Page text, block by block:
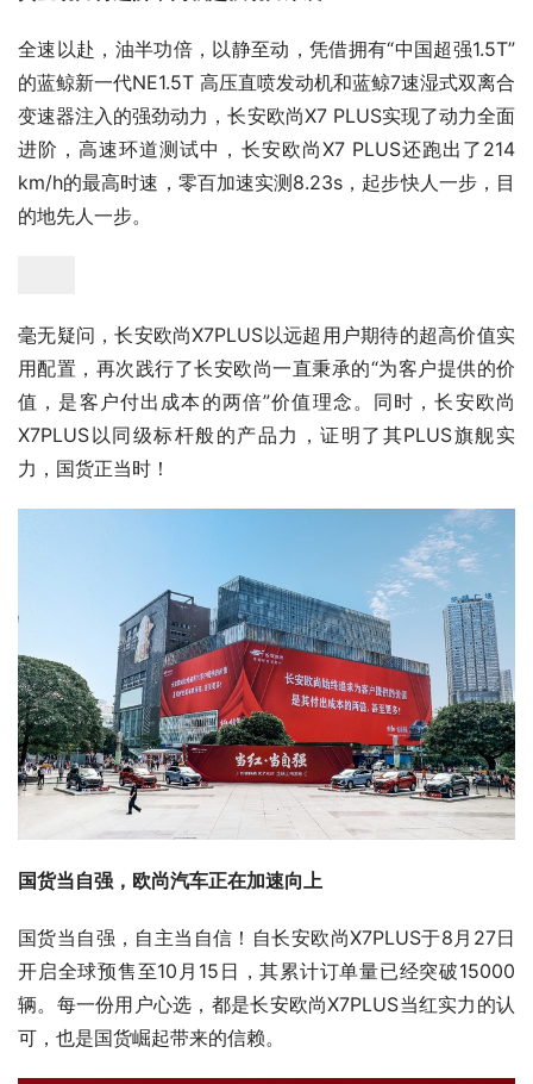
全速以赴，油半功倍，以静至动，凭借拥有“中国超强1.5T”
的蓝鲸新一代NE1.5T 高压直喷发动机和蓝鲸7速湿式双离合
变速器注入的强劲动力，长安欧尚X7 PLUS实现了动力全面
进阶，高速环道测试中，长安欧尚X7 PLUS还跑出了214
km/h的最高时速，零百加速实测8.23s，起步快人一步，目
的地先人一步。
毫无疑问，长安欧尚X7PLUS以远超用户期待的超高价值实
用配置，再次践行了长安欧尚一直秉承的“为客户提供的价
值，是客户付出成本的两倍”价值理念。同时，长安欧尚
X7PLUS以同级标杆般的产品力，证明了其PLUS旗舰实
力，国货正当时！
国货当自强，欧尚汽车正在加速向上
国货当自强，自主当自信！自长安欧尚X7PLUS于8月27日
开启全球预售至10月15日，其累计订单量已经突破15000
辆。每一份用户心选，都是长安欧尚X7PLUS当红实力的认
可，也是国货崛起带来的信赖。